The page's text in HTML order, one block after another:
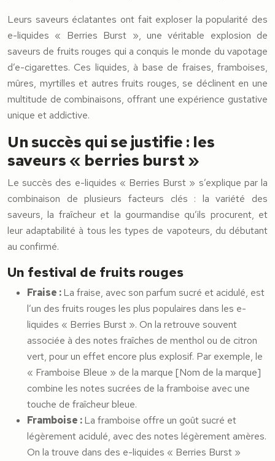
Leurs saveurs éclatantes ont fait exploser la popularité des
e-liquides « Berries Burst », une véritable explosion de
saveurs de fruits rouges qui a conquis le monde du vapotage
d’e-cigarettes. Ces liquides, à base de fraises, framboises,
mûres, myrtilles et autres fruits rouges, se déclinent en une
multitude de combinaisons, offrant une expérience gustative
unique et addictive.
Un succès qui se justifie : les
saveurs « berries burst »
Le succès des e-liquides « Berries Burst » s’explique par la
combinaison de plusieurs facteurs clés : la variété des
saveurs, la fraîcheur et la gourmandise qu’ils procurent, et
leur adaptabilité à tous les types de vapoteurs, du débutant
au confirmé.
Un festival de fruits rouges
Fraise :La fraise, avec son parfum sucré et acidulé, est
l’un des fruits rouges les plus populaires dans les e-
liquides « Berries Burst ». On la retrouve souvent
associée à des notes fraîches de menthol ou de citron
vert, pour un effet encore plus explosif. Par exemple, le
« Framboise Bleue » de la marque [Nom de la marque]
combine les notes sucrées de la framboise avec une
touche de fraîcheur bleue.
Framboise :La framboise offre un goût sucré et
légèrement acidulé, avec des notes légèrement amères.
On la trouve dans des e-liquides « Berries Burst »